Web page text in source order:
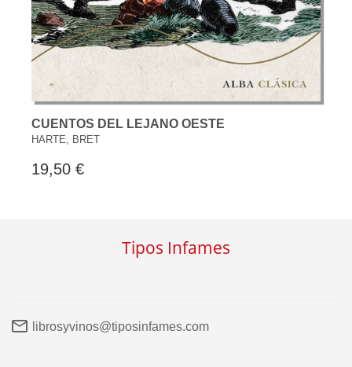
CUENTOS DEL LEJANO OESTE
HARTE, BRET
19,50 €
Tipos Infames
librosyvinos@tiposinfames.com